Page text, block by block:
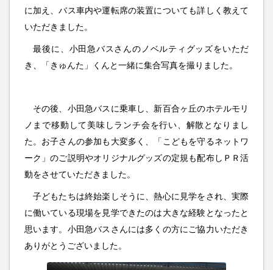
に加え、バス車内や運転席の装置についても詳しく教えて
いただきました。
最後に、小田急バスさんのノベルティグッズをいただ
き、「きゅんた」くんと一緒に集合写真を撮りました。
その後、小田急バスに乗車し、新百合ヶ丘のホテルモリ
ノまで移動して美味しランチ会を行い、解散となりまし
た。お子さんの参加も大変多く、「こどもを守るネットワ
ーク」のご説明やオリジナルグッズの定規も配布しＰＲ活
動をさせていただきました。
子どもたちは終始楽しそうに、熱心に見学をされ、実際
に働いている現場を見学できたのは大きな経験となったと
思います。小田急バスさんには多くの方にご協力いただき
ありがとうございました。